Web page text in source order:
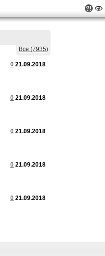
Все (7935)
0 21.09.2018
0 21.09.2018
0 21.09.2018
0 21.09.2018
0 21.09.2018